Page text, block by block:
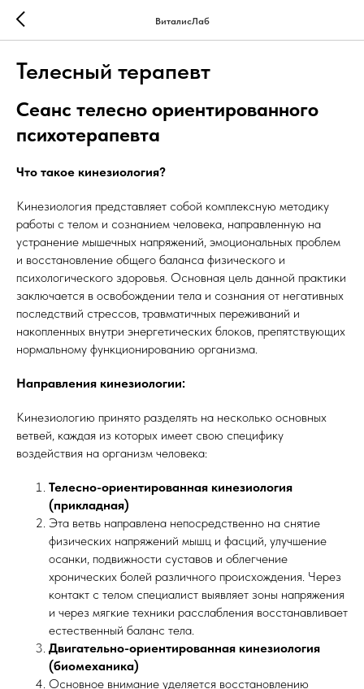
ВиталисЛаб
Телесный терапевт
Сеанс телесно ориентированного
психотерапевта
Что такое кинезиология?
Кинезиология представляет собой комплексную методику
работы с телом и сознанием человека, направленную на
устранение мышечных напряжений, эмоциональных проблем
и восстановление общего баланса физического и
психологического здоровья. Основная цель данной практики
заключается в освобождении тела и сознания от негативных
последствий стрессов, травматичных переживаний и
накопленных внутри энергетических блоков, препятствующих
нормальному функционированию организма.
Направления кинезиологии:
Кинезиологию принято разделять на несколько основных
ветвей, каждая из которых имеет свою специфику
воздействия на организм человека:
Телесно-ориентированная кинезиология
(прикладная)
Эта ветвь направлена непосредственно на снятие
физических напряжений мышц и фасций, улучшение
осанки, подвижности суставов и облегчение
хронических болей различного происхождения. Через
контакт с телом специалист выявляет зоны напряжения
и через мягкие техники расслабления восстанавливает
естественный баланс тела.
Двигательно-ориентированная кинезиология
(биомеханика)
Основное внимание уделяется восстановлению